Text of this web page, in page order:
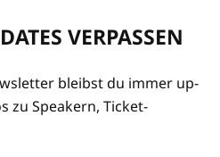
VERPASSEN
bleibst du immer up-
zu Speakern, Ticket-